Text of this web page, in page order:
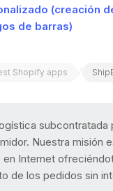
(creación
de barras)
Shopify apps /
subcontratada
Nuestra misión
Internet
de los pedidos sin